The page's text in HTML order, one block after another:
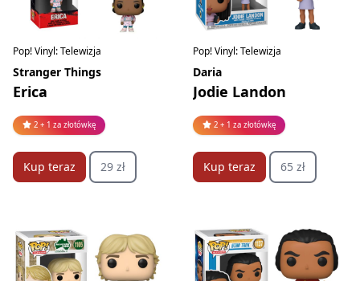
Pop! Vinyl: Telewizja
Stranger Things
Erica
2 + 1 za złotówkę
Kup teraz 29 zł
Pop! Vinyl: Telewizja
Daria
Jodie Landon
2 + 1 za złotówkę
Kup teraz 65 zł